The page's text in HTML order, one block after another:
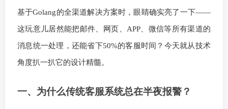
基于Golang的全渠道解决方案时，眼睛确实亮了一下——
这玩意儿居然能把邮件、网页、APP、微信等所有渠道的
消息统一处理，还能省下50%的客服时间？今天就从技术
角度扒一扒它的设计精髓。
一、为什么传统客服系统总在半夜报警？